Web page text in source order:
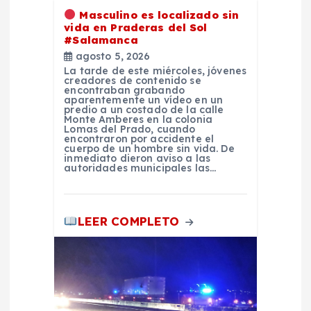
Masculino es localizado sin
vida en Praderas del Sol
#Salamanca
agosto 5, 2026
La tarde de este miércoles, jóvenes
creadores de contenido se
encontraban grabando
aparentemente un vídeo en un
predio a un costado de la calle
Monte Amberes en la colonia
Lomas del Prado, cuando
encontraron por accidente el
cuerpo de un hombre sin vida. De
inmediato dieron aviso a las
autoridades municipales las…
LEER COMPLETO